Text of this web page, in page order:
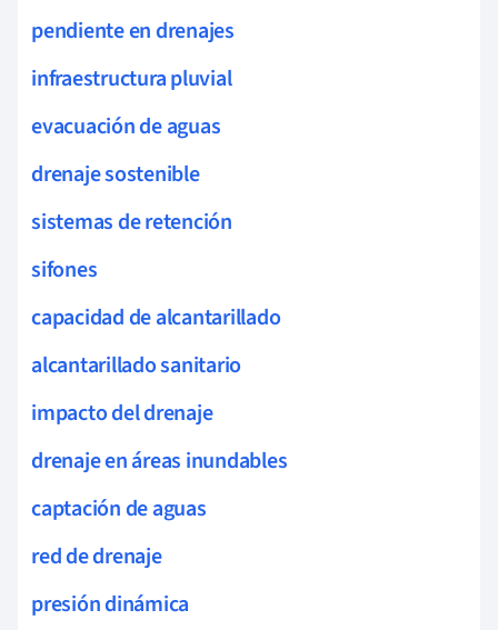
pendiente en drenajes
infraestructura pluvial
evacuación de aguas
drenaje sostenible
sistemas de retención
sifones
capacidad de alcantarillado
alcantarillado sanitario
impacto del drenaje
drenaje en áreas inundables
captación de aguas
red de drenaje
presión dinámica